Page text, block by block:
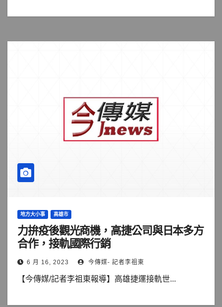
地方大小事 高雄市
力拚疫後觀光商機，高捷公司與日本多方
合作，接軌國際行銷
6 月 16, 2023 今傳媒- 記者李祖東
【今傳媒/記者李祖東報導】高雄捷運接軌世...